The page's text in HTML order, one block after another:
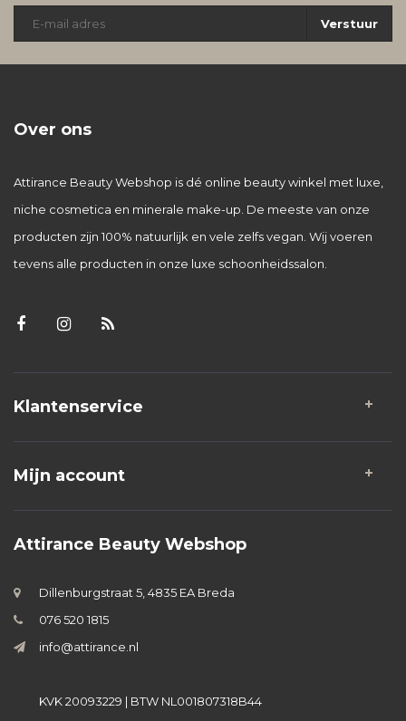
Verstuur
Over ons
Attirance Beauty Webshop is dé online beauty winkel met luxe,
niche cosmetica en minerale make-up. De meeste van onze
producten zijn 100% natuurlijk en vele zelfs vegan. Wij voeren
tevens alle producten in onze luxe schoonheidssalon.
Klantenservice
Mijn account
Attirance Beauty Webshop
Dillenburgstraat 5, 4835 EA Breda
076 520 1815
info@attirance.nl
KVK 20093229 | BTW NL001807318B44